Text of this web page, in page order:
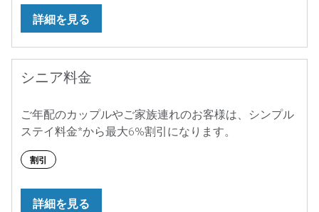
詳細を見る
シニア料金
ご年配のカップルやご家族連れのお客様は、シンプル
ステイ料金*から最大6%割引になります。
割引
詳細を見る